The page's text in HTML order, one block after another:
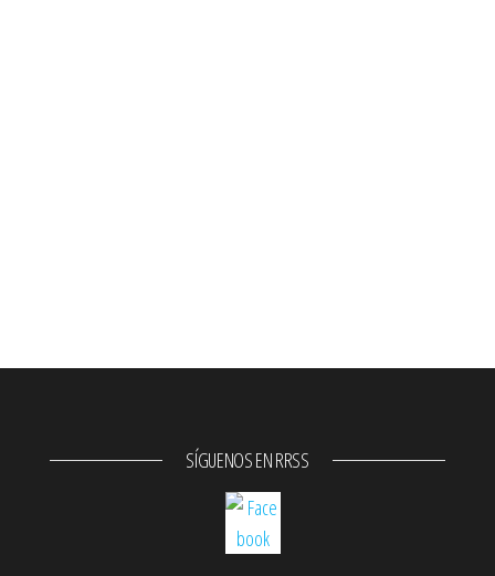
SÍGUENOS EN RRSS